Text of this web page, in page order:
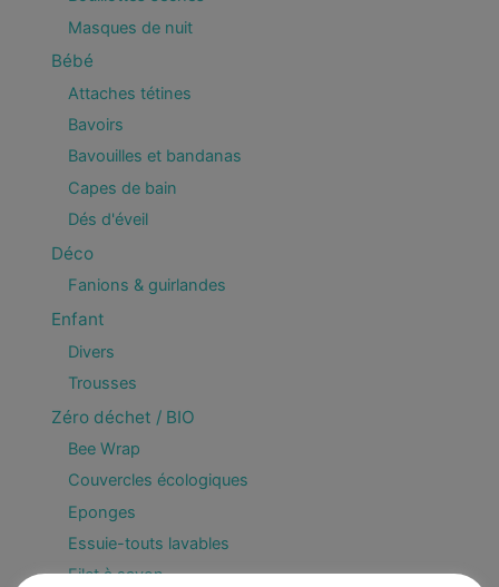
Masques de nuit
Bébé
Attaches tétines
Bavoirs
Bavouilles et bandanas
Capes de bain
Dés d'éveil
Déco
Fanions & guirlandes
Enfant
Divers
Trousses
Zéro déchet / BIO
Bee Wrap
Couvercles écologiques
Eponges
Essuie-touts lavables
Filet à savon